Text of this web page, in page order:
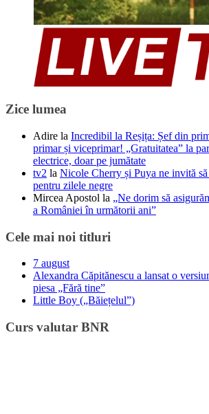
Zice lumea
Adire la Incredibil la Reșița: Șef din
primar și viceprimar! „Gratuitatea” la
electrice, doar pe jumătate
tv2 la Nicole Cherry și Puya ne invită
pentru zilele negre
Mircea Apostol la „Ne dorim să
a României în următorii ani”
Cele mai noi titluri
7 august
Alexandra Căpitănescu a lansat o
piesa „Fără tine”
Little Boy („Băiețelul”)
Curs valutar BNR